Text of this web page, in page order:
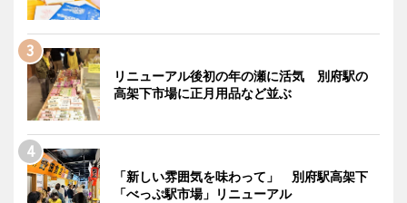
リニューアル後初の年の瀬に活気 別府駅の
高架下市場に正月用品など並ぶ
「新しい雰囲気を味わって」 別府駅高架下
「べっぷ駅市場」リニューアル